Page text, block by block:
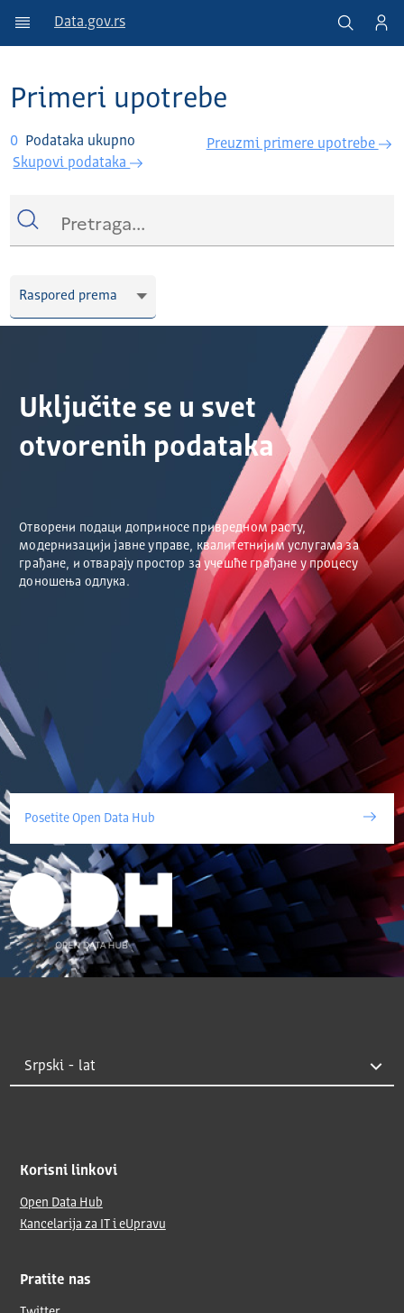
Data.gov.rs
Primeri upotrebe
0 Podataka ukupno
Skupovi podataka
Preuzmi primere upotrebe
Uključite se u svet
otvorenih podataka
Отворени подаци доприносе привредном расту,
модернизацији јавне управе, квалитетнијим услугама за
грађане, и отварају простор за учешће грађане у процесу
доношења одлука.
Posetite Open Data Hub
Korisni linkovi
Open Data Hub
Kancelarija za IT i eUpravu
Pratite nas